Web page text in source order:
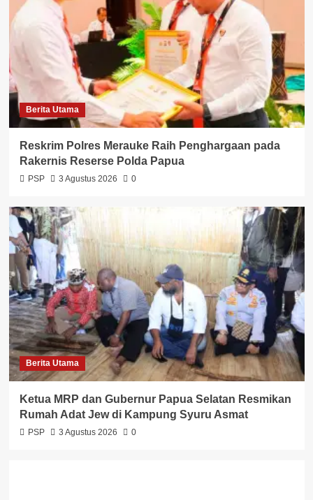
Berita Utama
Reskrim Polres Merauke Raih Penghargaan pada
Rakernis Reserse Polda Papua
PSP 3 Agustus 2026 0
Berita Utama
Ketua MRP dan Gubernur Papua Selatan Resmikan
Rumah Adat Jew di Kampung Syuru Asmat
PSP 3 Agustus 2026 0